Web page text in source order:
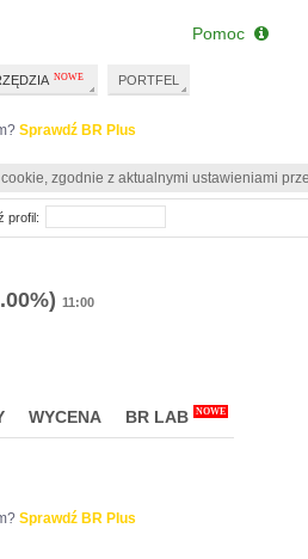
Sprawdź BR Plus
zgodnie z aktualnymi ustawieniami
11:00
WYCENA BR LAB NOWE
Sprawdź BR Plus
profil:
PORTFEL
Pomoc